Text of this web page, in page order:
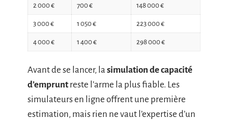
2 000 € 700 € 148 000 €
3 000 € 1 050 € 223 000 €
4 000 € 1 400 € 298 000 €
Avant de se lancer, la simulation de capacité
d’empruntreste l’arme la plus fiable. Les
simulateurs en ligne offrent une première
estimation, mais rien ne vaut l’expertise d’un